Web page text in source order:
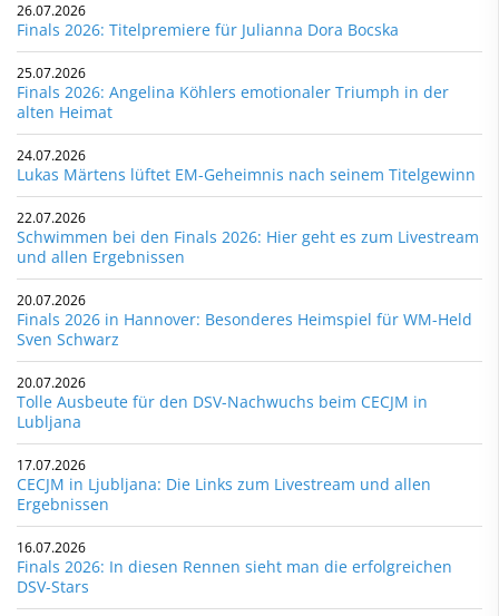
26.07.2026
Finals 2026: Titelpremiere für Julianna Dora Bocska
25.07.2026
Finals 2026: Angelina Köhlers emotionaler Triumph in der
alten Heimat
24.07.2026
Lukas Märtens lüftet EM-Geheimnis nach seinem Titelgewinn
22.07.2026
Schwimmen bei den Finals 2026: Hier geht es zum Livestream
und allen Ergebnissen
20.07.2026
Finals 2026 in Hannover: Besonderes Heimspiel für WM-Held
Sven Schwarz
20.07.2026
Tolle Ausbeute für den DSV-Nachwuchs beim CECJM in
Lubljana
17.07.2026
CECJM in Ljubljana: Die Links zum Livestream und allen
Ergebnissen
16.07.2026
Finals 2026: In diesen Rennen sieht man die erfolgreichen
DSV-Stars